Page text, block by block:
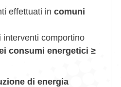
effettuati in comuni
interventi comportino
consumi energetici ≥
di energia